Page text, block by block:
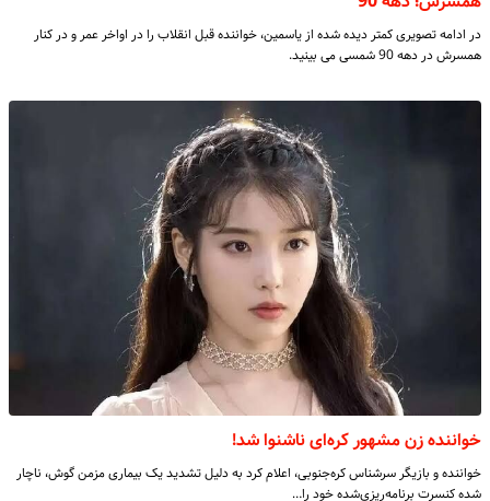
در ادامه تصویری کمتر دیده شده از یاسمین، خواننده قبل انقلاب را در اواخر عمر و در کنار
همسرش در دهه 90 شمسی می بینید.
خواننده زن مشهور کره‌‌ای ناشنوا شد!
خواننده و بازیگر سرشناس کره‌جنوبی، اعلام کرد به دلیل تشدید یک بیماری مزمن گوش، ناچار
شده کنسرت برنامه‌ریزی‌شده خود را…